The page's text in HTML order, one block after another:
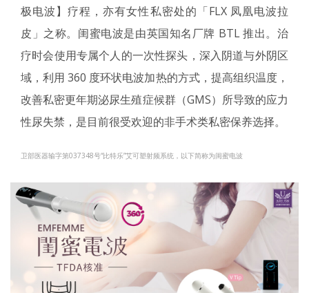
极电波】疗程，亦有女性私密处的「FLX 凤凰电波拉
皮」之称。闺蜜电波是由英国知名厂牌 BTL 推出。治
疗时会使用专属个人的一次性探头，深入阴道与外阴区
域，利用 360 度环状电波加热的方式，提高组织温度，
改善私密更年期泌尿生殖症候群（GMS）所导致的应力
性尿失禁，是目前很受欢迎的非手术类私密保养选择。
卫部医器输字第037348号“比特乐”艾可塑射频系统，以下简称为闺蜜电波